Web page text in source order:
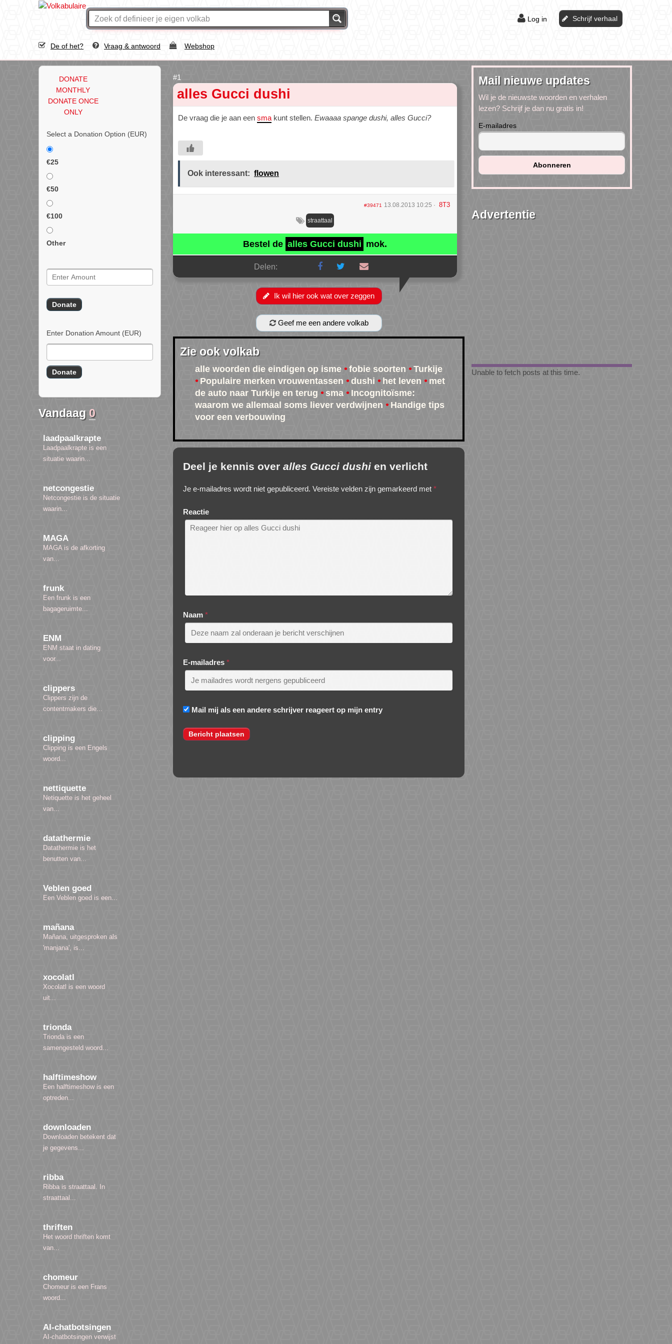
Log in Schrijf verhaal
De of het? Vraag & antwoord Webshop
DONATE
MONTHLY
DONATE ONCE
ONLY
Select a Donation Option (EUR)
€25
€50
€100
Other
Enter Donation Amount (EUR)
Vandaag 0
laadpaalkrapte
Laadpaalkrapte is een
situatie waarin...
netcongestie
Netcongestie is de situatie
waarin...
MAGA
MAGA is de afkorting
van...
frunk
Een frunk is een
bagageruimte...
ENM
ENM staat in dating
voor...
clippers
Clippers zijn de
contentmakers die...
clipping
Clipping is een Engels
woord...
nettiquette
Netiquette is het geheel
van...
datathermie
Datathermie is het
benutten van...
Veblen goed
Een Veblen goed is een...
mañana
Mañana, uitgesproken als
'manjana', is...
xocolatl
Xocolatl is een woord
uit...
trionda
Trionda is een
samengesteld woord...
halftimeshow
Een halftimeshow is een
optreden...
downloaden
Downloaden betekent dat
je gegevens...
ribba
Ribba is straattaal. In
straattaal...
thriften
Het woord thriften komt
van...
chomeur
Chomeur is een Frans
woord...
AI-chatbotsingen
AI-chatbotsingen verwijst
alles Gucci dushi
De vraag die je aan een sma kunt stellen. Ewaaaa spange dushi, alles Gucci?
Ook interessant: flowen
#39471 13.08.2013 10:25 8T3
straattaal
Bestel de alles Gucci dushi mok.
Delen:
Ik wil hier ook wat over zeggen
Geef me een andere volkab
Zie ook volkab
alle woorden die eindigen op isme fobie soorten
Turkije
Populaire merken vrouwentassen
dushi het leven
met
de auto naar Turkije en terug
sma
Incognitoïsme:
waarom we allemaal soms liever verdwijnen
Handige tips
voor een verbouwing
Deel je kennis over alles Gucci dushi en verlicht
Je e-mailadres wordt niet gepubliceerd. Vereiste velden zijn gemarkeerd met *
Reactie
Naam *
E-mailadres *
Mail mij als een andere schrijver reageert op mijn entry
Mail nieuwe updates
Wil je de nieuwste woorden en verhalen
lezen? Schrijf je dan nu gratis in!
E-mailadres
Advertentie
Unable to fetch posts at this time.